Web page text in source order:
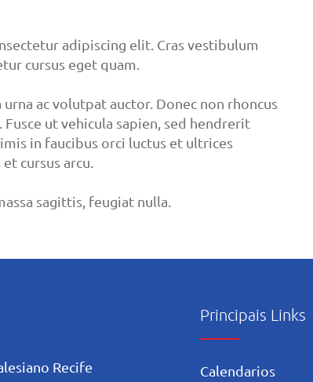
adipiscing elit. Cras vestibulum
cursus eget quam.
ac volutpat auctor. Donec non rhoncus
ut vehicula sapien, sed hendrerit
in faucibus orci luctus et ultrices
cursus arcu.
sagittis, feugiat nulla.
Recife
Principais Links
Calendarios